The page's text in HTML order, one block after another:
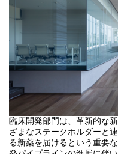
臨床開発部門は、革新的な
ざまなステークホルダーと
る新薬を届けるという重要
発パイプラインの進展に伴